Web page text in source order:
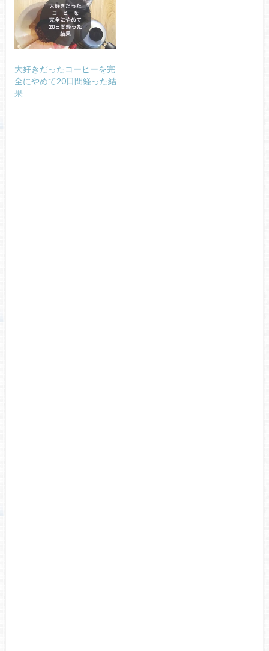
大好きだったコーヒーを完
全にやめて20日間経った結
果